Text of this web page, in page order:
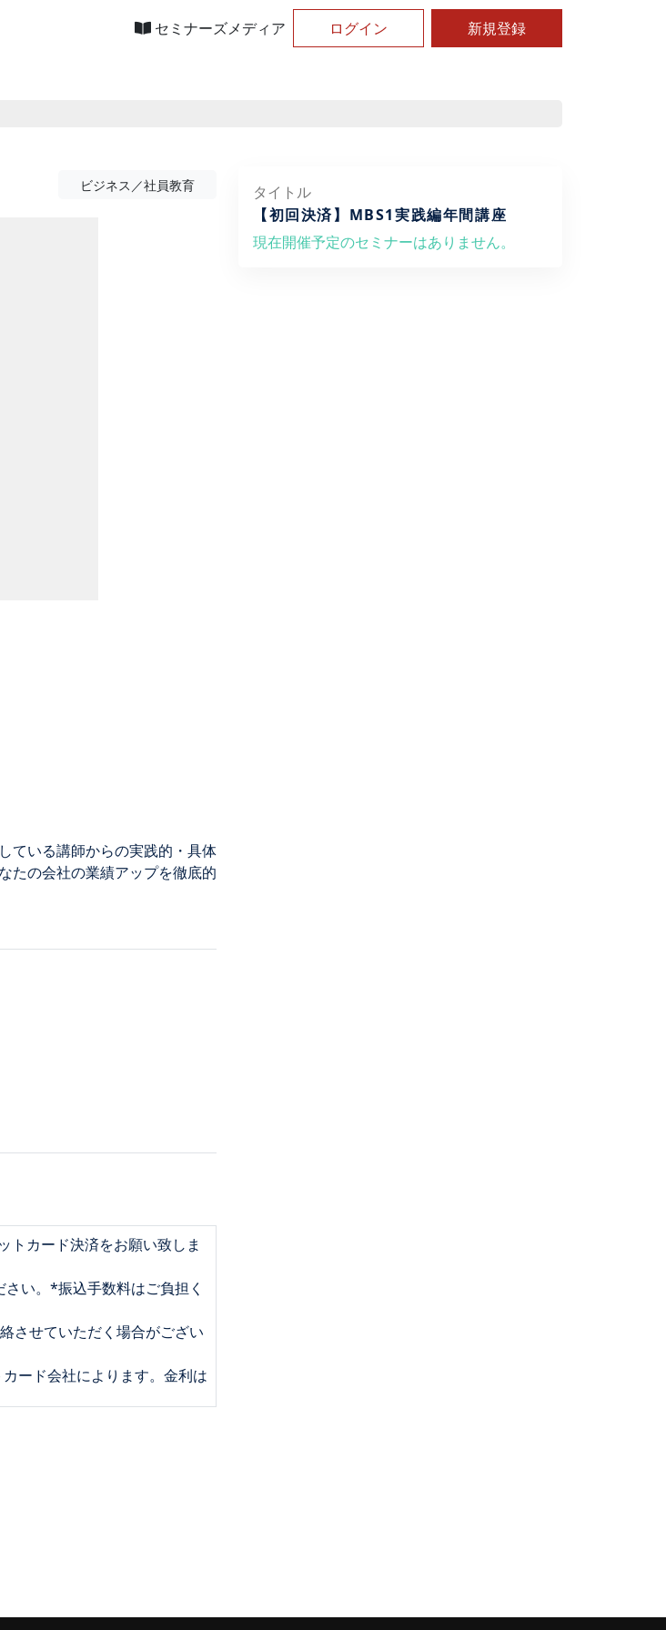
セミナーズメディア ログイン 新規登録
ビジネス／社員教育
ている講師からの実践的・具体
たの会社の業績アップを徹底的
カード決済をお願い致しま
い。*振込手数料はご負担く
させていただく場合がござい
ード会社によります。金利は
、またはキャンセルは講座開
リシー
います。
タイトル
【初回決済】MBS1実践編年間講座
現在開催予定のセミナーはありません。